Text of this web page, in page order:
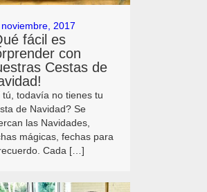
2017
fácil es
con
Cestas de
tú, todavía no tienes tu
de Navidad? Se
las Navidades,
mágicas, fechas para
Cada […]